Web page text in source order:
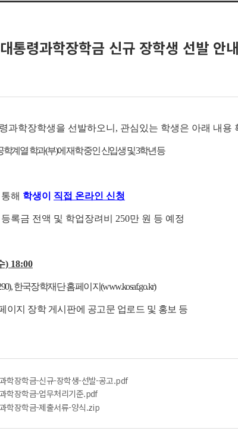
통령과학장학금 신규 장학생 선발 안내
과학장학생을 선발하오니, 관심있는 학생은 아래 내용
계열 학과(부)에 재학 중인 신입생 및 3학년등
해 학생이 직접 온라인 신청
록금 전액 및 학업장려비 250만 원 등 예정
) 18:00
한국장학재단 홈페이지(www.kosaf.go.kr)
이지 장학 게시판에 공고문 업로드 및 홍보 등
학장학금-신규-장학생-선발-공고.pdf
학장학금-업무처리기준.pdf
학장학금-제출서류-양식.zip